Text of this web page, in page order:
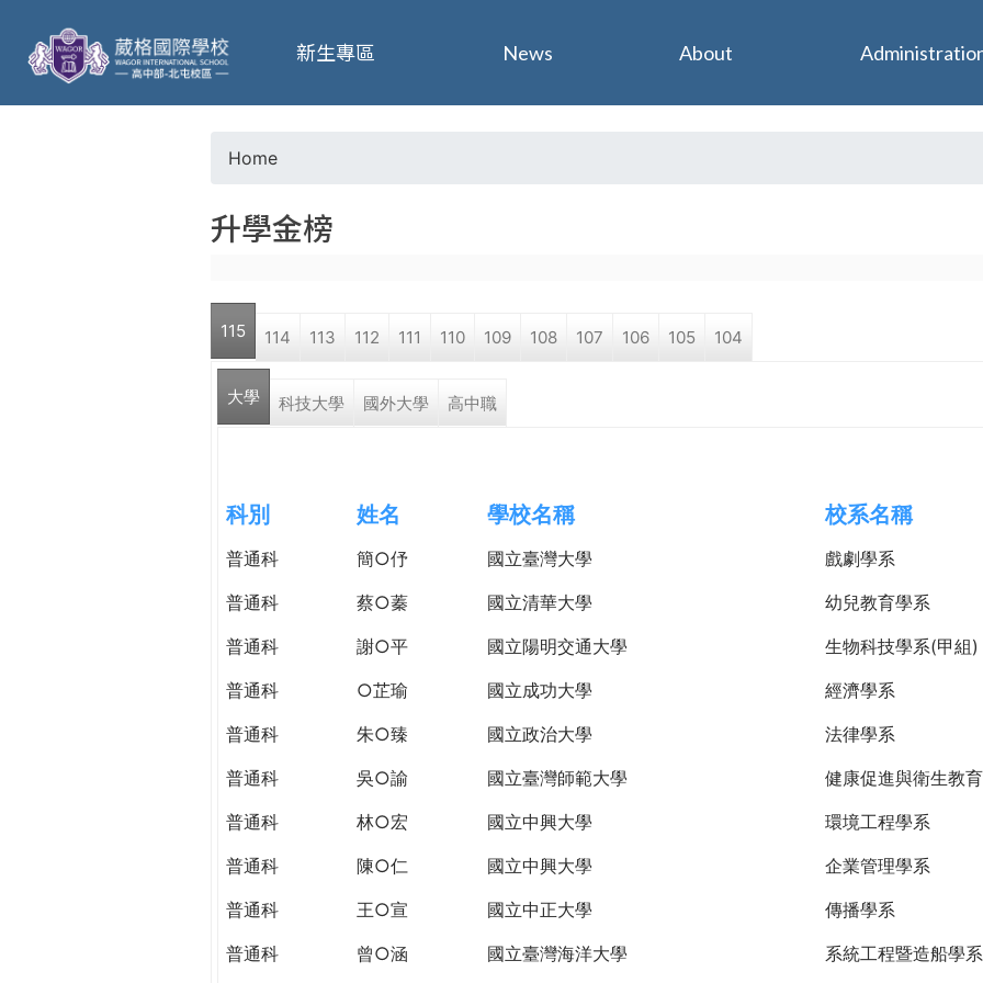
葳
格
o
u
a
r
h
e
r
Home
升學金榜
115 114 113 112 111 110 109 108 107 106 105 104
大學 科技大學 國外大學 高中職
科別 姓名 學校名稱 校系名稱
普通科 簡○伃 國立臺灣大學
戲劇學系
普通科
蔡○蓁 國立清華大學
幼兒教育學系
普通科
謝○平 國立陽明交通大學
生物科技學系(甲組)
普通科
○芷瑜 國立成功大學
經濟學系
普通科
朱○臻 國立政治大學
法律學系
普通科
吳○諭 國立臺灣師範大學
健康促進與衛生教
普通科
林○宏 國立中興大學
環境工程學系
普通科
陳○仁 國立中興大學
企業管理學系
普通科
王○宣 國立中正大學
傳播學系
普通科
曾○涵 國立臺灣海洋大學 系統工程暨造船學系
新生專區 News About